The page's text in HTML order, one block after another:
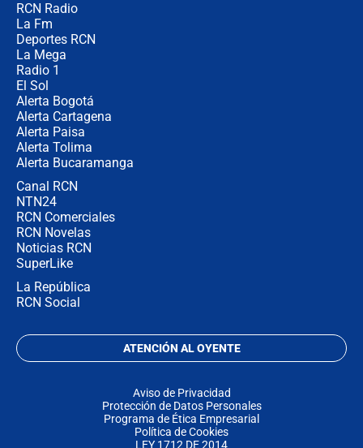
RCN Radio
La Fm
Deportes RCN
La Mega
Radio 1
El Sol
Alerta Bogotá
Alerta Cartagena
Alerta Paisa
Alerta Tolima
Alerta Bucaramanga
Canal RCN
NTN24
RCN Comerciales
RCN Novelas
Noticias RCN
SuperLike
La República
RCN Social
ATENCIÓN AL OYENTE
Aviso de Privacidad
Protección de Datos Personales
Programa de Ética Empresarial
Política de Cookies
LEY 1712 DE 2014